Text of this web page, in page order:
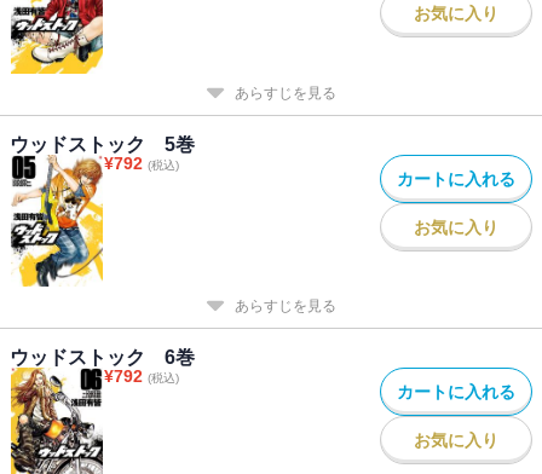
お気に入り
あらすじを見る
ウッドストック 5巻
¥792 (税込)
カートに入れる
お気に入り
あらすじを見る
ウッドストック 6巻
¥792 (税込)
カートに入れる
お気に入り